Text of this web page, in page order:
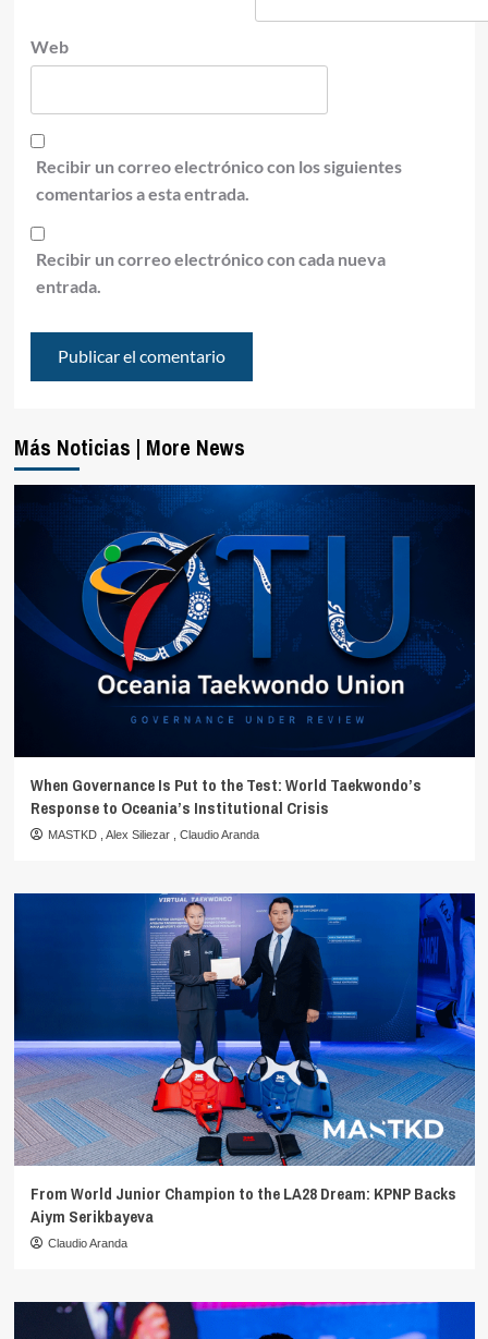
Web
Recibir un correo electrónico con los siguientes
comentarios a esta entrada.
Recibir un correo electrónico con cada nueva
entrada.
Más Noticias | More News
When Governance Is Put to the Test: World Taekwondo’s
Response to Oceania’s Institutional Crisis
MASTKD Alex Siliezar Claudio Aranda
From World Junior Champion to the LA28 Dream: KPNP Backs
Aiym Serikbayeva
Claudio Aranda